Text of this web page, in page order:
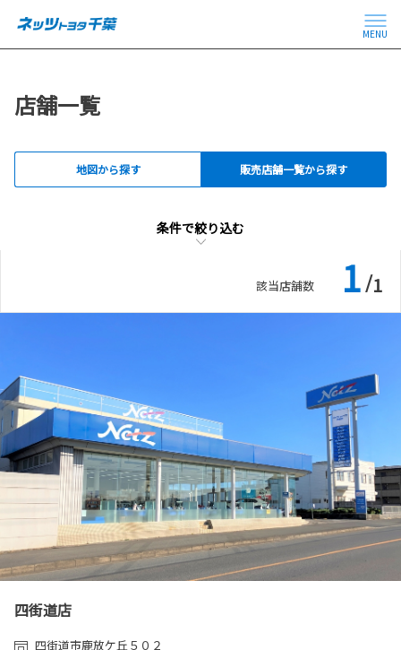
MENU
店舗一覧
地図から探す 販売店舗一覧から探す
条件で絞り込む
該当店舗数 1 /1
車検・整備・メンテナン
ベビーシート（おむつ交
au取扱店
Wi-Fi（au）
条件で絞り込む
四街道店
四街道市鹿放ケ丘５０２